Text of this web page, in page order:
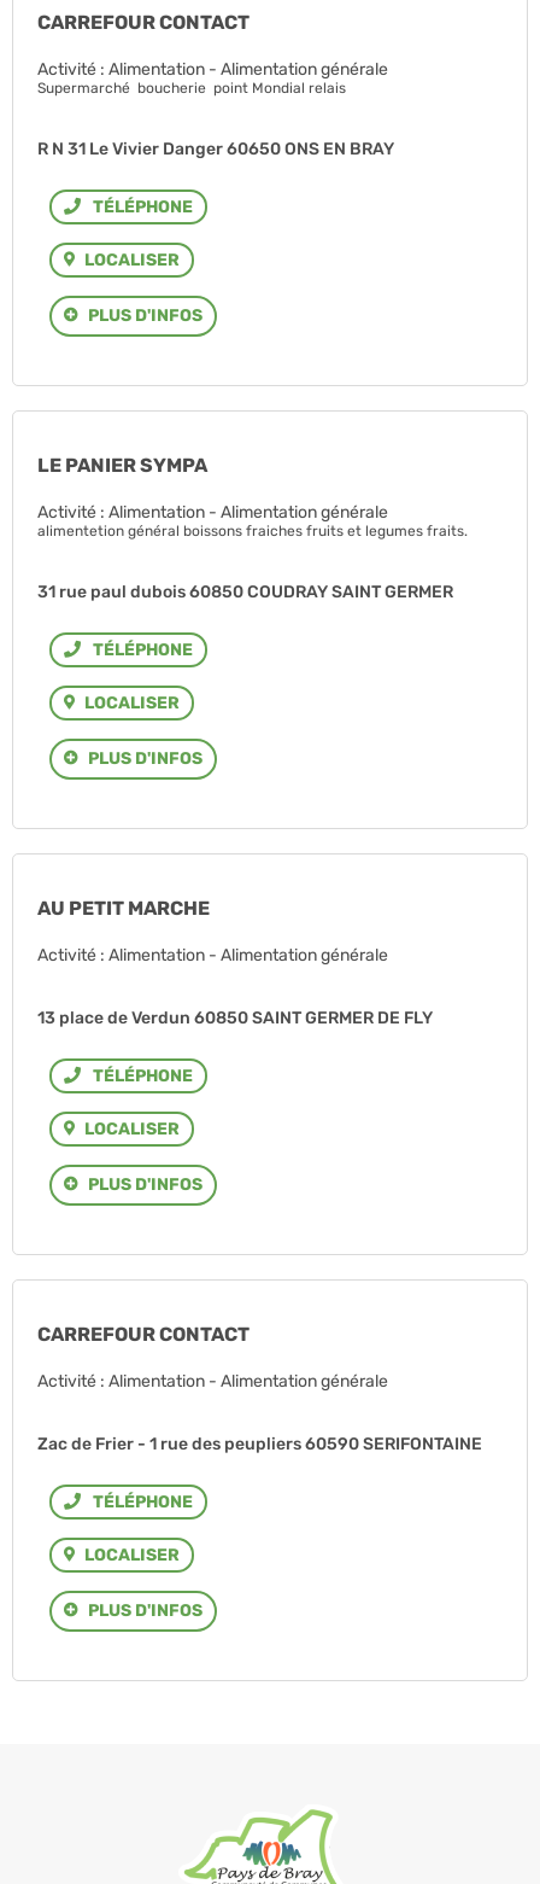
CARREFOUR CONTACT
Activité : Alimentation - Alimentation générale
Supermarché boucherie point Mondial relais
R N 31 Le Vivier Danger 60650 ONS EN BRAY
Téléphone
LOCALISER
PLUS D'INFOS
LE PANIER SYMPA
Activité : Alimentation - Alimentation générale
alimentetion général boissons fraiches fruits et legumes fraits.
31 rue paul dubois 60850 COUDRAY SAINT GERMER
Téléphone
LOCALISER
PLUS D'INFOS
AU PETIT MARCHE
Activité : Alimentation - Alimentation générale
13 place de Verdun 60850 SAINT GERMER DE FLY
Téléphone
LOCALISER
PLUS D'INFOS
CARREFOUR CONTACT
Activité : Alimentation - Alimentation générale
Zac de Frier - 1 rue des peupliers 60590 SERIFONTAINE
Téléphone
LOCALISER
PLUS D'INFOS